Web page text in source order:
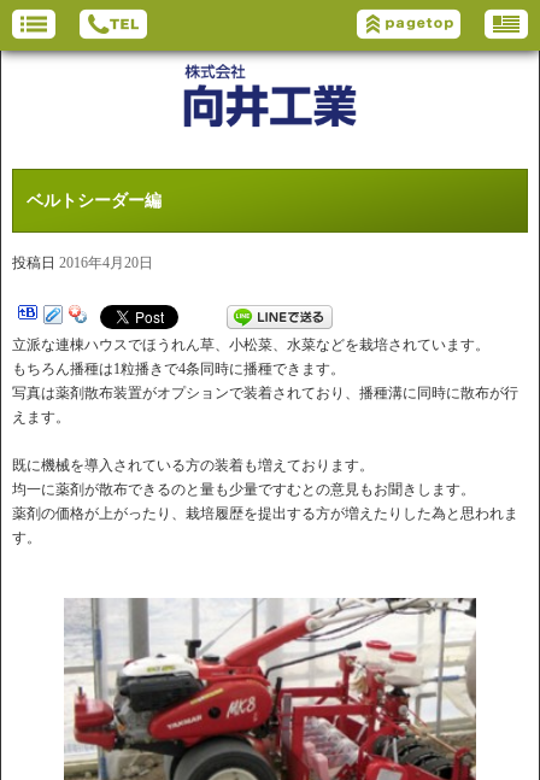
ベルトシーダー編
投稿日 2016年4月20日
立派な連棟ハウスでほうれん草、小松菜、水菜などを栽培されています。
もちろん播種は1粒播きで4条同時に播種できます。
写真は薬剤散布装置がオプションで装着されており、播種溝に同時に散布が行
えます。
既に機械を導入されている方の装着も増えております。
均一に薬剤が散布できるのと量も少量ですむとの意見もお聞きします。
薬剤の価格が上がったり、栽培履歴を提出する方が増えたりした為と思われま
す。